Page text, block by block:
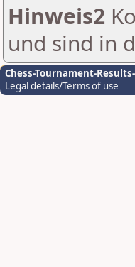
Hinweis2
und sind in
Chess-Tournament-
Legal details/Terms of use